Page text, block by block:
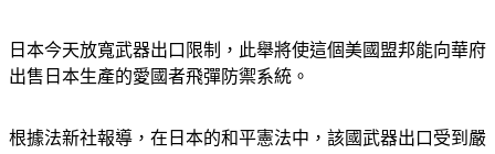
日本今天放寬武器出口限制，此舉將使這個美國盟邦能向華府